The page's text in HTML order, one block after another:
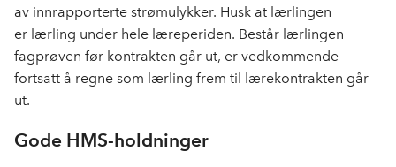
av innrapporterte strømulykker. Husk at lærlingen
er lærling under hele læreperiden. Består lærlingen
fagprøven før kontrakten går ut, er vedkommende
fortsatt å regne som lærling frem til lærekontrakten går
ut.
Gode HMS-holdninger